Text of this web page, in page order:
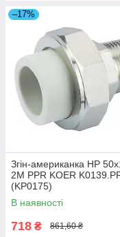
–17%
Згін-американка НР
2M PPR KOER
(KP0175)
В наявності
718 ₴ 861,60 ₴